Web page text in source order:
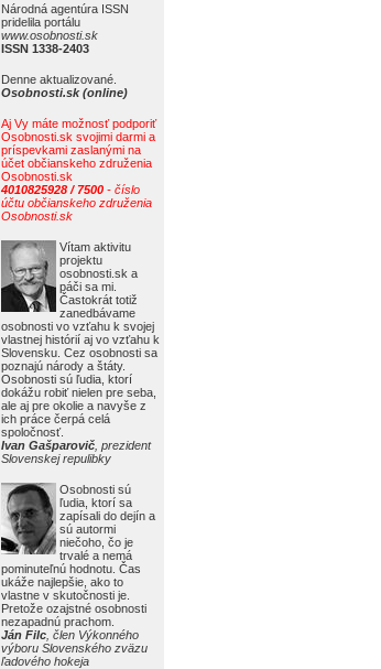
Národná agentúra ISSN
pridelila portálu
www.osobnosti.sk
ISSN 1338-2403
Denne aktualizované.
Osobnosti.sk (online)
Aj Vy máte možnosť podporiť
Osobnosti.sk svojimi darmi a
príspevkami zaslanými na
účet občianskeho združenia
Osobnosti.sk
4010825928 / 7500 - číslo
účtu občianskeho združenia
Osobnosti.sk
Vítam aktivitu
projektu
osobnosti.sk a
páči sa mi.
Častokrát totiž
zanedbávame
osobnosti vo vzťahu k svojej
vlastnej histórií aj vo vzťahu k
Slovensku. Cez osobnosti sa
poznajú národy a štáty.
Osobnosti sú ľudia, ktorí
dokážu robiť nielen pre seba,
ale aj pre okolie a navyše z
ich práce čerpá celá
spoločnosť.
Ivan Gašparovič , prezident
Slovenskej repulibky
Osobnosti sú
ľudia, ktorí sa
zapísali do dejín a
sú autormi
niečoho, čo je
trvalé a nemá
pominuteľnú hodnotu. Čas
ukáže najlepšie, ako to
vlastne v skutočnosti je.
Pretože ozajstné osobnosti
nezapadnú prachom.
Ján Filc , člen Výkonného
výboru Slovenského zväzu
ľadového hokeja